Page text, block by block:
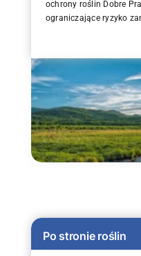
ochrony roślin Dobre
ograniczające ryzyko
Po stronie roślin